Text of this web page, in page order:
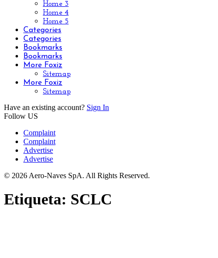
Home 3
Home 4
Home 5
Categories
Categories
Bookmarks
Bookmarks
More Foxiz
Sitemap
More Foxiz
Sitemap
Have an existing account? Sign In
Follow US
Complaint
Complaint
Advertise
Advertise
© 2026 Aero-Naves SpA. All Rights Reserved.
Etiqueta: SCLC